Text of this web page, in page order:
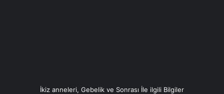
İkiz anneleri, Gebelik ve Sonrası İle ilgili Bilgiler